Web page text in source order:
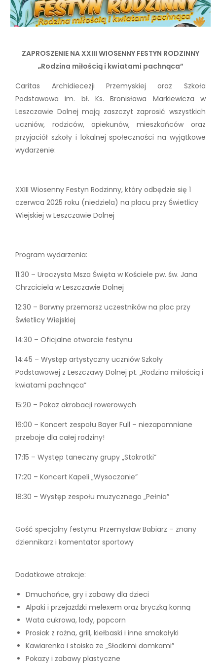
ZAPROSZENIE NA XXIII WIOSENNY FESTYN RODZINNY
„Rodzina miłością i kwiatami pachnąca”
Caritas Archidiecezji Przemyskiej oraz Szkoła
Podstawowa im. bł. Ks. Bronisława Markiewicza w
Leszczawie Dolnej mają zaszczyt zaprosić wszystkich
uczniów, rodziców, opiekunów, mieszkańców oraz
przyjaciół szkoły i lokalnej społeczności na wyjątkowe
wydarzenie:
XXIII Wiosenny Festyn Rodzinny, który odbędzie się 1
czerwca 2025 roku (niedziela) na placu przy Świetlicy
Wiejskiej w Leszczawie Dolnej
Program wydarzenia:
11:30 – Uroczysta Msza Święta w Kościele pw. św. Jana
Chrzciciela w Leszczawie Dolnej
12:30 – Barwny przemarsz uczestników na plac przy
Świetlicy Wiejskiej
14:30 – Oficjalne otwarcie festynu
14:45 – Występ artystyczny uczniów Szkoły
Podstawowej z Leszczawy Dolnej pt. „Rodzina miłością i
kwiatami pachnąca”
15:20 – Pokaz akrobacji rowerowych
16:00 – Koncert zespołu Bayer Full – niezapomniane
przeboje dla całej rodziny!
17:15 – Występ taneczny grupy „Stokrotki”
17:20 – Koncert Kapeli „Wysoczanie”
18:30 – Występ zespołu muzycznego „Pełnia”
Gość specjalny festynu: Przemysław Babiarz – znany
dziennikarz i komentator sportowy
Dodatkowe atrakcje:
Dmuchańce, gry i zabawy dla dzieci
Alpaki i przejażdżki melexem oraz bryczką konną
Wata cukrowa, lody, popcorn
Prosiak z rożna, grill, kiełbaski i inne smakołyki
Kawiarenka i stoiska ze „Słodkimi domkami”
Pokazy i zabawy plastyczne